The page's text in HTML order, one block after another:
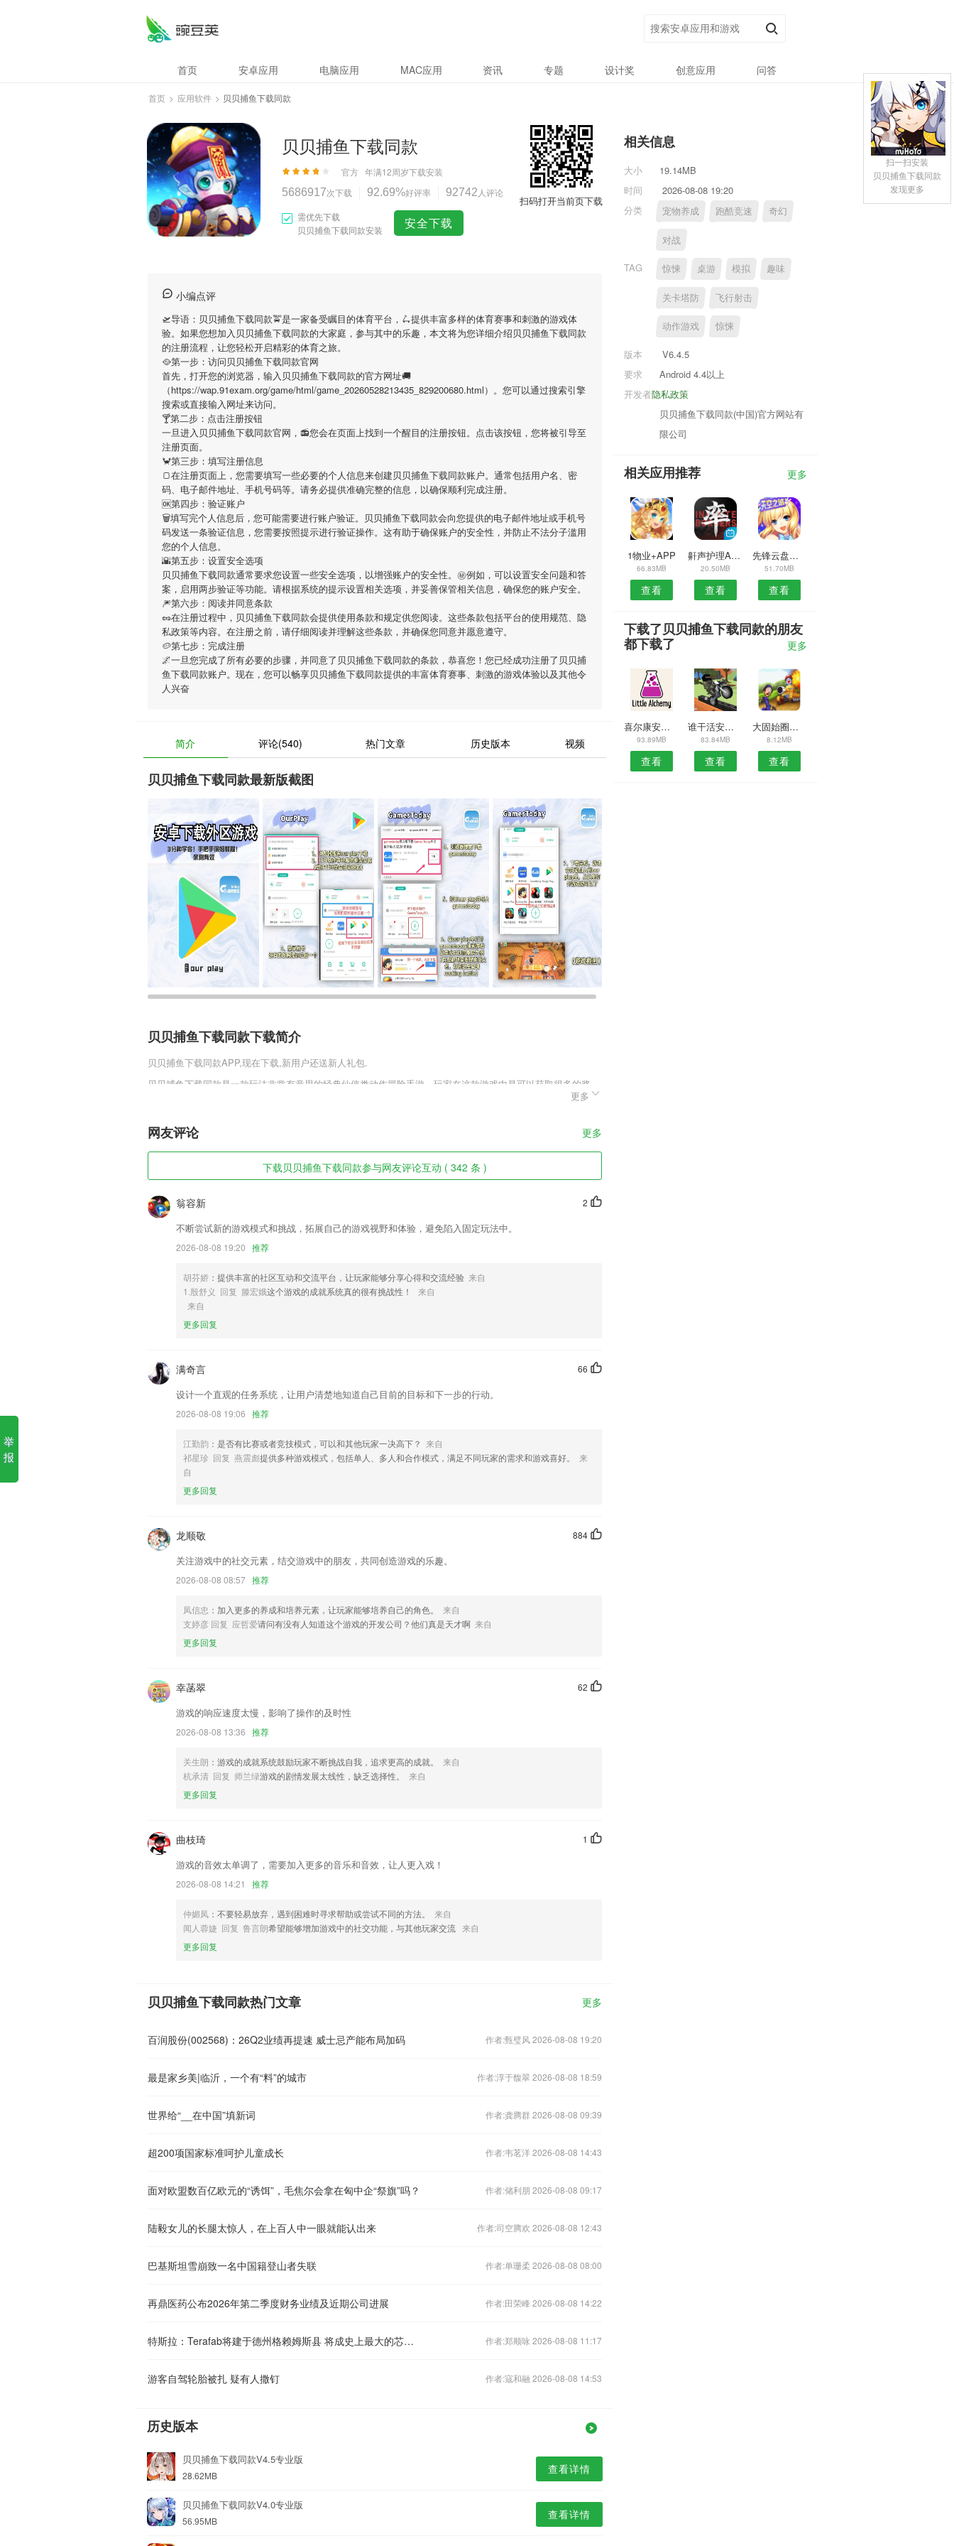
首页 安卓应用 电脑应用 MAC应用 资讯 专题 设计奖 创意应用 问答
首页 > 应用软件 > 贝贝捕鱼下载同款
贝贝捕鱼下载同款
官方 年满12周岁下载安装
5686917次下载 92.69%好评率 92742 人评论
需优先下载
贝贝捕鱼下载同款安装
安全下载
扫码打开当前页下载
小编点评
🛫导语： 贝贝捕鱼下载同款🚖是一家备受瞩目的体育平台，🛴提供丰富多样的体育赛事和刺激的游戏体
验。如果您想加入 贝贝捕鱼下载同款的大家庭，参与其中的乐趣，本文将为您详细介绍贝贝捕鱼下载同款
的注册流程，让您轻松开启精彩的体育之旅。
🥘第一步：访问贝贝捕鱼下载同款官网
首先，打开您的浏览器，输入 贝贝捕鱼下载同款的官方网址🚚
（https://wap.91exam.org/game/html/game_20260528213435_829200680.html）。您可以通过搜索引擎
搜索或直接输入网址来访问。
🍸第二步：点击注册按钮
一旦进入 贝贝捕鱼下载同款官网，📻您会在页面上找到一个醒目的注册按钮。点击该按钮，您将被引导至
注册页面。
🦀第三步：填写注册信息
🍞在注册页面上，您需要填写一些必要的个人信息来创建贝贝捕鱼下载同款账户。通常包括用户名、密
码、电子邮件地址、手机号码等。请务必提供准确完整的信息，以确保顺利完成注册。
🆗第四步：验证账户
🗑填写完个人信息后，您可能需要进行账户验证。 贝贝捕鱼下载同款会向您提供的电子邮件地址或手机号
码发送一条验证信息，您需要按照提示进行验证操作。这有助于确保账户的安全性，并防止不法分子滥用
您的个人信息。
🌇第五步：设置安全选项
贝贝捕鱼下载同款通常要求您设置一些安全选项，以增强账户的安全性。㊙例如，可以设置安全问题和答
案，启用两步验证等功能。请根据系统的提示设置相关选项，并妥善保管相关信息，确保您的账户安全。
🎆第六步：阅读并同意条款
🥜在注册过程中， 贝贝捕鱼下载同款会提供使用条款和规定供您阅读。这些条款包括平台的使用规范、隐
私政策等内容。在注册之前，请仔细阅读并理解这些条款，并确保您同意并愿意遵守。
🥔第七步：完成注册
🌌一旦您完成了所有必要的步骤，并同意了 贝贝捕鱼下载同款的条款，恭喜您！您已经成功注册了贝贝捕
鱼下载同款账户。现在，您可以畅享贝贝捕鱼下载同款提供的丰富体育赛事、刺激的游戏体验以及其他令
人兴奋
简介 评论(540) 热门文章 历史版本 视频
贝贝捕鱼下载同款最新版截图
贝贝捕鱼下载同款下载简介
贝贝捕鱼下载同款APP,现在下载,新用户还送新人礼包.
贝贝捕鱼下载同款是一款玩法非常有意思的经典仙侠类动作冒险手游，玩家在这款游戏中是可以获取很多的奖
励，这些奖励有系统赠送的也有玩家通过签到和自己努力争取来的，但是玩家一定要好好的利用这些奖励才行，
贝贝捕鱼下载同款软件特色
2,【心理咨询新大纲全天免费直播】
3,加入了面对面通话功能 , 看中哪款商品想知道详细资料, 直接一键和厂家面对面视频聊天。
4,用户在软件中能够看到当前的设备连接状态和服务状态，快速了解
5,使用简便：去除多余的功能，老人小孩可以快速上手。
贝贝捕鱼下载同款软件优势
1.线上实时提供丰富的一线名师同步教学视频，应有尽有任你选择；
2.赏中华诗词 传承古典文化
4.【字母学习】轻松学习ABC！边写边读，让宝宝赢在起跑线哦~
5.超级的人性化，家长也能随时通过手机更加的进行辅导，解决了小朋友们学习辅导的问题！
6.组织管理员加入新建项目,项目内容编辑,撤销。
贝贝捕鱼下载同款更新了什么?
新增声光报警器
更新权限及信息收集的方式，以符合新的规定。
待办和出差申请优化
隐私协议合规弹框
以上就是贝贝捕鱼下载同款的介绍，如果您喜欢这款软件，您可以到应用商店进行打分评论，说出您的使用经
历，以帮助我们更好的对产品进行优化修改。
更多
网友评论 更多
下载贝贝捕鱼下载同款参与网友评论互动 ( 342 条 )
2
翁容新
不断尝试新的游戏模式和挑战，拓展自己的游戏视野和体验，避免陷入固定玩法中。
2026-08-08 19:20 推荐
胡芬娇 ：提供丰富的社区互动和交流平台，让玩家能够分享心得和交流经验 来自
1.殷舒义 回复 滕宏娥这个游戏的成就系统真的很有挑战性！
来自
来自
更多回复
66
满奇言
设计一个直观的任务系统，让用户清楚地知道自己目前的目标和下一步的行动。
2026-08-08 19:06 推荐
江勤韵 ：是否有比赛或者竞技模式，可以和其他玩家一决高下？ 来自
祁星珍 回复 燕震彪提供多种游戏模式，包括单人、多人和合作模式，满足不同玩家的需求和游戏喜好。
来
自
更多回复
884
龙顺敬
关注游戏中的社交元素，结交游戏中的朋友，共同创造游戏的乐趣。
2026-08-08 08:57 推荐
凤信忠 ：加入更多的养成和培养元素，让玩家能够培养自己的角色。
来自
支婷彦 回复 应哲爱请问有没有人知道这个游戏的开发公司？他们真是天才啊 来自
更多回复
62
幸菡翠
游戏的响应速度太慢，影响了操作的及时性
2026-08-08 13:36 推荐
关生朗 ：游戏的成就系统鼓励玩家不断挑战自我，追求更高的成就。
来自
杭承清 回复 师兰绿游戏的剧情发展太线性，缺乏选择性。
来自
更多回复
1
曲枝琦
游戏的音效太单调了，需要加入更多的音乐和音效，让人更入戏！
2026-08-08 14:21 推荐
仲媚凤 ：不要轻易放弃，遇到困难时寻求帮助或尝试不同的方法。
来自
闻人蓉婕 回复 鲁言朗希望能够增加游戏中的社交功能，与其他玩家交流 来自
更多回复
贝贝捕鱼下载同款热门文章 更多
百润股份(002568)：26Q2业绩再提速 威士忌产能布局加码 作者:甄璧风 2026-08-08 19:20
最是家乡美|临沂，一个有“料”的城市 作者:淳于馥翠 2026-08-08 18:59
世界给“__在中国”填新词 作者:龚腾群 2026-08-08 09:39
超200项国家标准呵护儿童成长 作者:韦茗洋 2026-08-08 14:43
面对欧盟数百亿欧元的“诱饵”，毛焦尔会拿在匈中企“祭旗”吗？ 作者:储利朋 2026-08-08 09:17
陆毅女儿的长腿太惊人，在上百人中一眼就能认出来 作者:司空腾欢 2026-08-08 12:43
巴基斯坦雪崩致一名中国籍登山者失联 作者:单珊柔 2026-08-08 08:00
再鼎医药公布2026年第二季度财务业绩及近期公司进展 作者:田荣峰 2026-08-08 14:22
特斯拉：Terafab将建于德州格赖姆斯县 将成史上最大的芯片制造设施 作者:郑顺咏 2026-08-08 11:17
游客自驾轮胎被扎 疑有人撒钉 作者:寇和融 2026-08-08 14:53
历史版本
贝贝捕鱼下载同款V4.5专业版
28.62MB 查看详情
贝贝捕鱼下载同款V4.0专业版
56.95MB 查看详情
相关信息
大小
19.14MB
时间
2026-08-08 19:20
分类
宠物养成 跑酷竞速 奇幻
对战
TAG 惊悚 桌游 模拟 趣味
关卡塔防 飞行射击
动作游戏 惊悚
版本
V6.4.5
要求
Android 4.4以上
隐私政策
开发者
贝贝捕鱼下载同款(中国)官方网站有
限公司
相关应用推荐 更多
1物业+APP
66.83MB
查看
鼾声护理APP
20.50MB
查看
先锋云盘安卓版
51.70MB
查看
下载了贝贝捕鱼下载同款的朋友
都下载了
更多
喜尔康安卓版
93.89MB
查看
谁干活安卓版
83.84MB
查看
大固始圈预约安卓版
8.12MB
查看
扫一扫安装
贝贝捕鱼下载同款
发现更多
举
报